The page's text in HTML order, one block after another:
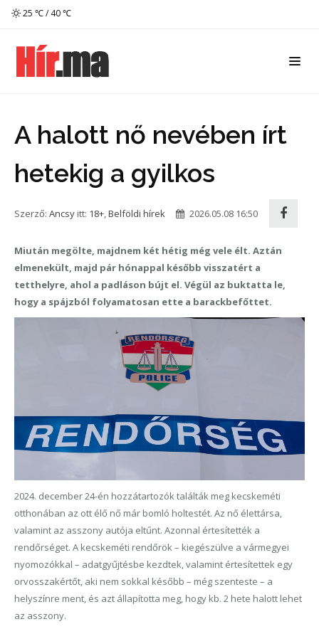
25 ℃ / 40 ℃
A halott nő nevében írt
hetekig a gyilkos
Szerző: Ancsy itt: 18+,Belföldi hírek 2026.05.08 16:50
Miután megölte, majdnem két hétig még vele élt. Aztán
elmenekült, majd pár hónappal később visszatért a
tetthelyre, ahol a padláson bújt el. Végül az buktatta le,
hogy a spájzból folyamatosan ette a barackbefőttet.
2024. december 24-én hozzátartozók találták meg kecskeméti
otthonában az ott élő nő már bomló holtestét. Az nő élettársa,
valamint az asszony autója eltűnt. Azonnal értesítették a
rendőrséget. A kecskeméti rendőrök – kiegészülve a vármegyei
nyomozókkal – adatgyűjtésbe kezdtek, valamint értesítettek egy
orvosszakértőt, aki nem sokkal később – még szenteste – a
helyszínre ment, és azt állapította meg, hogy kb. 2 hete halott lehet
az asszony.